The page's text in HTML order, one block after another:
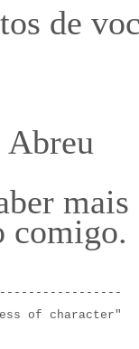
de
comigo.
of character"